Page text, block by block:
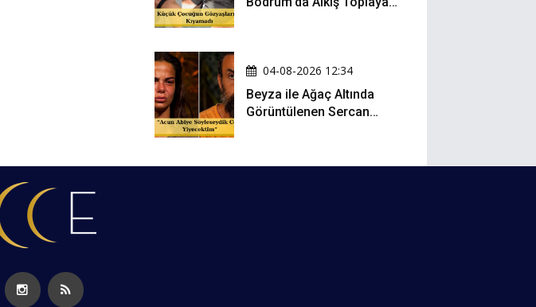
04-08-2026 12:34
Beyza ile Ağaç Altında
Görüntülenen Sercan